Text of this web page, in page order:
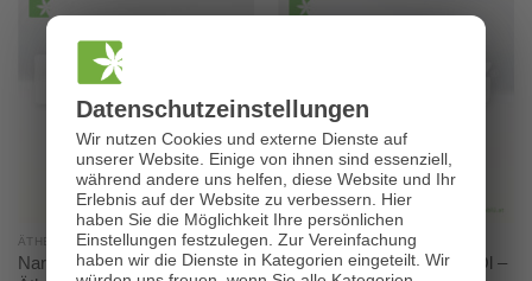
Datenschutz­einstellungen
Wir nutzen Cookies und externe Dienste auf
unserer Website. Einige von ihnen sind essenziell,
während andere uns helfen, diese Website und Ihr
Erlebnis auf der Website zu verbessern. Hier
haben Sie die Möglichkeit Ihre persönlichen
Einstellungen festzulegen. Zur Vereinfachung
haben wir die Dienste in Kategorien eingeteilt. Wir
ÄTHERISCHE ÖLE - ISOTROP
Narzisse Absolue –
ÄTHERISCHE ÖLE - ISOTROP
Opoponax – Ätherisches Öl –